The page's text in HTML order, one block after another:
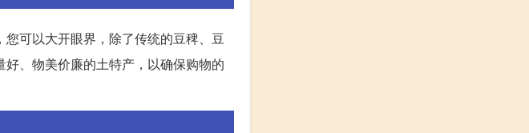
可以大开眼界，除了传统的豆稗、豆
、物美价廉的土特产，以确保购物的